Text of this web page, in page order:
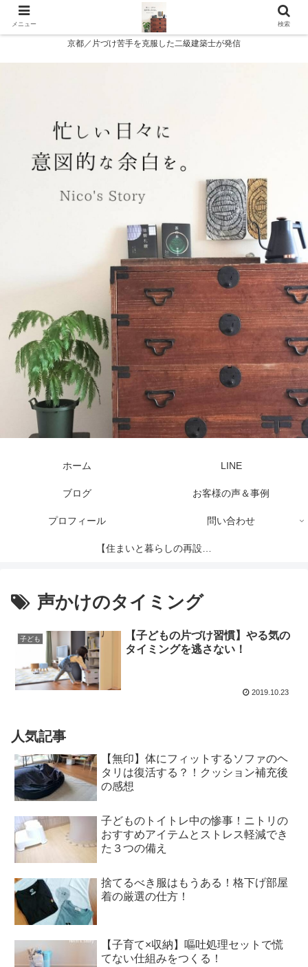
京都／片づけ苦手を克服した二級建築士が発信
ホーム LINE
ブログ お客様の声＆事例
プロフィール 問い合わせ
【住まいと暮らしの再設計
声かけのタイミング
子ども
【子どもの片づけ習慣】やる気の
タイミングを逃さない！
2019.10.23
人気記事
【無印】体にフィットするソファのヘ
タリは復活する？！クッション補充後
の感想
子どものトイトレ中の惨事！ニトリの
おすすめアイテムとストレス軽減でき
た３つの備え
捨てるべき服はもうある！格下げ部屋
着の厳選の仕方！
【子育て×収納】嘔吐処理セットで慌
てない仕組みをつくる！
メニュー 検索